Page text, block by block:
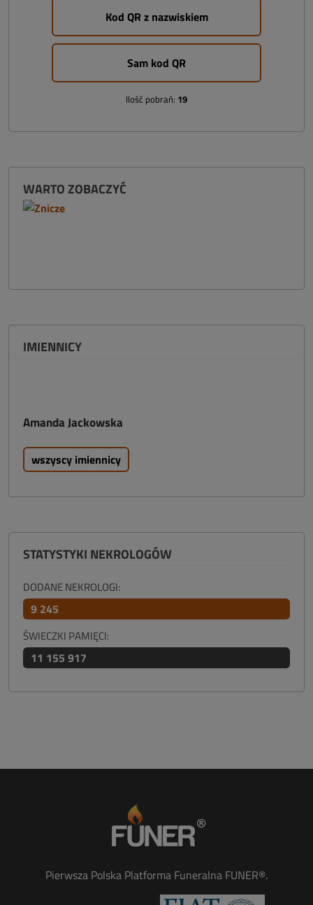
Kod QR z nazwiskiem
Sam kod QR
Ilość pobrań: 19
WARTO ZOBACZYĆ
IMIENNICY
Amanda Jackowska
wszyscy imiennicy
STATYSTYKI NEKROLOGÓW
DODANE NEKROLOGI:
9 245
ŚWIECZKI PAMIĘCI:
11 155 917
Pierwsza Polska Platforma Funeralna FUNER®.